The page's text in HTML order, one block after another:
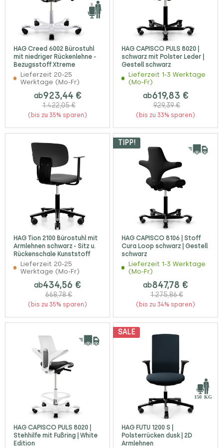
HAG Creed 6002 Bürostuhl
mit niedriger Rückenlehne -
Bezugsstoff Xtreme
Lieferzeit 20-25
Werktage (Mo-Fr)
ab923,44 €
1.422,05 €
(bis zu 35% sparen)
HAG CAPISCO PULS 8020 |
schwarz mit Polster Leder |
Gestell schwarz
Lieferzeit 1-3 Werktage
(Mo-Fr)
ab619,83 €
929,39 €
(bis zu 33% sparen)
HAG Tion 2100 Bürostuhl mit
Armlehnen schwarz - Sitz u.
Rückenschale Kunststoff
Lieferzeit 20-25
Werktage (Mo-Fr)
ab434,56 €
668,78 €
(bis zu 35% sparen)
TIPP!
HAG CAPISCO 8106 | Stoff
Cura Loop schwarz | Gestell
schwarz
Lieferzeit 1-3 Werktage
(Mo-Fr)
ab847,78 €
1.275,86 €
(bis zu 34% sparen)
HAG CAPISCO PULS 8020 |
Stehhilfe mit Fußring | White
Edition
SALE
HAG FUTU 1200 S |
Polsterrücken dusk | 2D
Armlehnen